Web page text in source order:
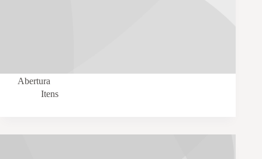
Abertura
Itens